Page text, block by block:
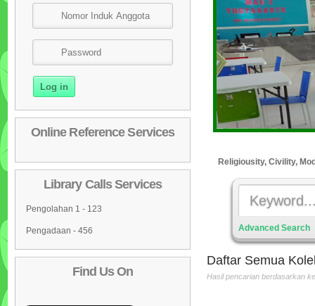
Online Reference Services
Library Calls Services
Pengolahan 1 - 123
Pengadaan - 456
Find Us On
Religiousity, Civility,
Advanced Search
Daftar Semua
Hasil pencarian berdasarkan